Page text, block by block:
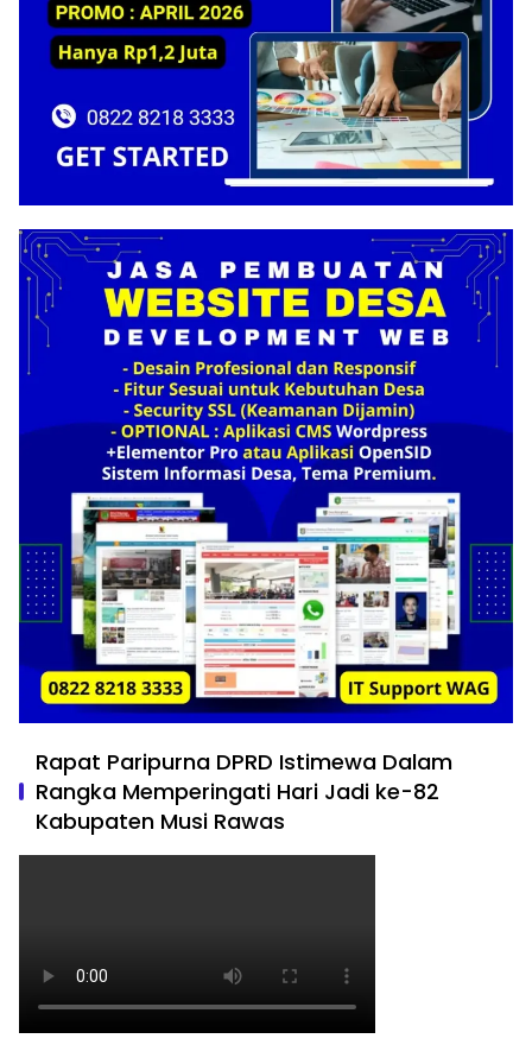
Rapat Paripurna DPRD Istimewa Dalam
Rangka Memperingati Hari Jadi ke-82
Kabupaten Musi Rawas